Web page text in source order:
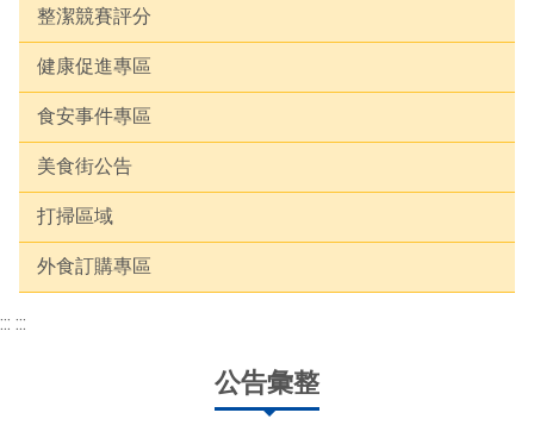
整潔競賽評分
健康促進專區
食安事件專區
美食街公告
打掃區域
外食訂購專區
::: :::
公告彙整